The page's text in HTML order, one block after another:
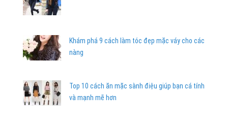
Khám phá 9 cách làm tóc đẹp mặc váy cho các
nàng
Top 10 cách ăn mặc sành điệu giúp bạn cá tính
và mạnh mẽ hơn